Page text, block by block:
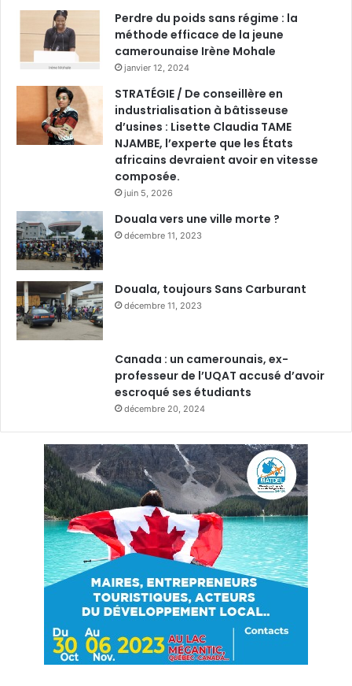
Perdre du poids sans régime : la
méthode efficace de la jeune
camerounaise Irène Mohale
janvier 12, 2024
STRATÉGIE / De conseillère en
industrialisation à bâtisseuse
d’usines : Lisette Claudia TAME
NJAMBE, l’experte que les États
africains devraient avoir en vitesse
composée.
juin 5, 2026
Douala vers une ville morte ?
décembre 11, 2023
Douala, toujours Sans Carburant
décembre 11, 2023
Canada : un camerounais, ex-
professeur de l’UQAT accusé d’avoir
escroqué ses étudiants
décembre 20, 2024